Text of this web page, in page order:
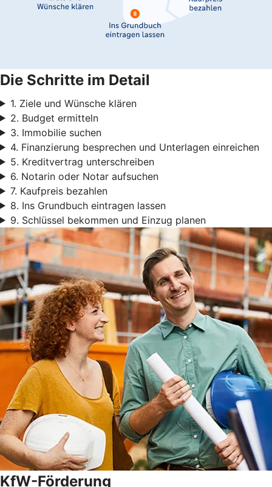
Die Schritte im Detail
1. Ziele und Wünsche klären
2. Budget ermitteln
3. Immobilie suchen
4. Finanzierung besprechen und Unterlagen einreichen
5. Kreditvertrag unterschreiben
6. Notarin oder Notar aufsuchen
7. Kaufpreis bezahlen
8. Ins Grundbuch eintragen lassen
9. Schlüssel bekommen und Einzug planen
KfW-Förderung